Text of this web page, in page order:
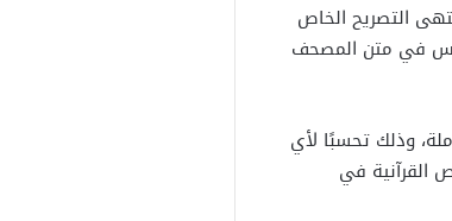
الجدل كانت ضمن طبعة تعود إلى عام 2015، وقد انتهى التصريح الخاص
في متن المصحف
وذلك تحسبًا لأي
القرآنية في